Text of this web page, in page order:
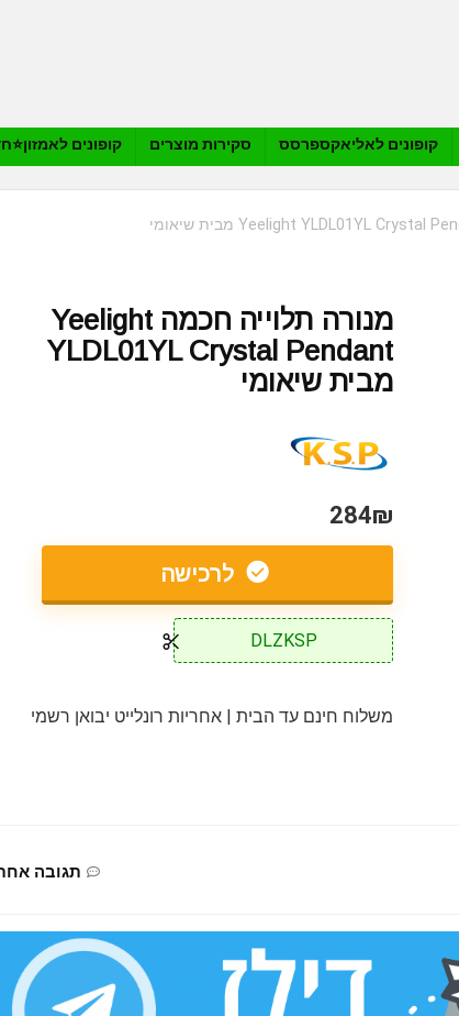
קופונים לאליאקספרסס סקירות מוצרים קופונים
מנורה תלוייה חכמה Yeelight
YLDL01YL Crystal Pendant
מבית שיאומי
284₪
לרכישה
DLZKSP
משלוח חינם עד הבית | אחריות רונלייט יבואן רשמי
תגובה